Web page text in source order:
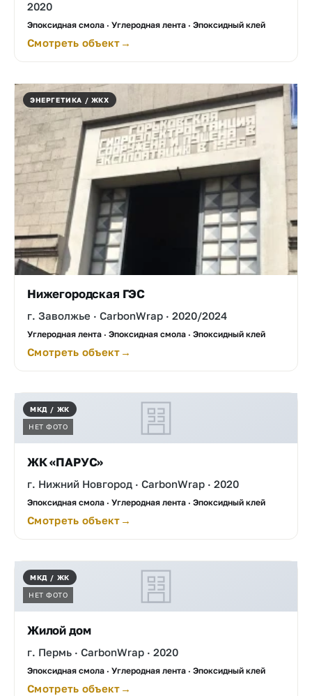
2020
Эпоксидная смола · Углеродная лента · Эпоксидный клей
Смотреть объект
ЭНЕРГЕТИКА / ЖКХ
Нижегородская ГЭС
г. Заволжье · CarbonWrap · 2020/2024
Углеродная лента · Эпоксидная смола · Эпоксидный клей
Смотреть объект
МКД / ЖК
НЕТ ФОТО
ЖК «ПАРУС»
г. Нижний Новгород · CarbonWrap · 2020
Эпоксидная смола · Углеродная лента · Эпоксидный клей
Смотреть объект
МКД / ЖК
НЕТ ФОТО
Жилой дом
г. Пермь · CarbonWrap · 2020
Эпоксидная смола · Углеродная лента · Эпоксидный клей
Смотреть объект